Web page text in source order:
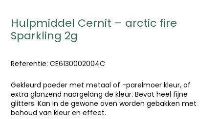
Hulpmiddel Cernit – arctic fire
Sparkling 2g
Referentie: CE6130002004C
Gekleurd poeder met metaal of -parelmoer kleur, of
extra glanzend naargelang de kleur. Bevat heel fijne
glitters. Kan in de gewone oven worden gebakken met
behoud van kleur en effect.